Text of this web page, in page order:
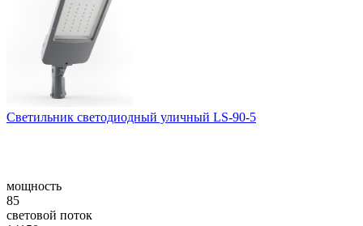
Cветильник светодиодный уличный LS-90-5
мощность
85
световой поток